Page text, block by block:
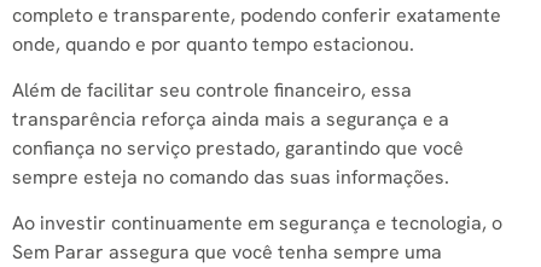
completo e transparente, podendo conferir exatamente
onde, quando e por quanto tempo estacionou.
Além de facilitar seu controle financeiro, essa
transparência reforça ainda mais a segurança e a
confiança no serviço prestado, garantindo que você
sempre esteja no comando das suas informações.
Ao investir continuamente em segurança e tecnologia, o
Sem Parar assegura que você tenha sempre uma